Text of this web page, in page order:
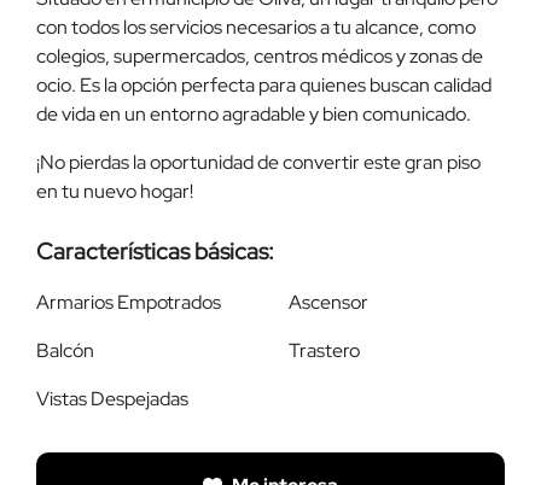
con todos los servicios necesarios a tu alcance, como
colegios, supermercados, centros médicos y zonas de
ocio. Es la opción perfecta para quienes buscan calidad
de vida en un entorno agradable y bien comunicado.
¡No pierdas la oportunidad de convertir este gran piso
en tu nuevo hogar!
Características básicas:
Armarios Empotrados
Ascensor
Balcón
Trastero
Vistas Despejadas